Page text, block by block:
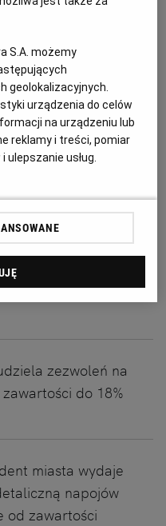
w
ofertowy na
instalacji
Spółdzielni
Śląskie
gospodarki wydaje
napojami
powyżej 18%
zezwoleń na
do 18%
miasta wydaje
napojów
od zawartości
S.A. możemy
geolokalizacyjnych.
urządzenia do celów
na urządzeniu lub
reklamy i treści, pomiar
i ulepszanie usług.